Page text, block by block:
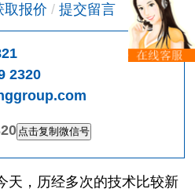
取报价 / 提交留言
2320
点击复制微信号
天，历经多次的技术比较新